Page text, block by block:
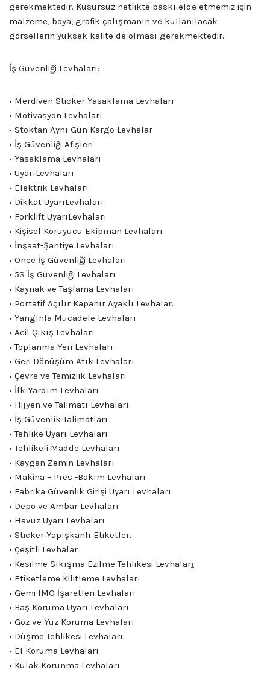
gerekmektedir. Kusursuz netlikte baskı elde etmemiz için
malzeme, boya, grafik çalışmanın ve kullanılacak
görsellerin yüksek kalite de olması gerekmektedir.
İş Güvenliği Levhaları:
• Merdiven Sticker Yasaklama Levhaları
• Motivasyon Levhaları
• Stoktan Aynı Gün Kargo Levhalar
• İş Güvenliği Afişleri
• Yasaklama Levhaları
• UyarıLevhaları
• Elektrik Levhaları
• Dikkat UyarıLevhaları
• Forklift UyarıLevhaları
• Kişisel Koruyucu Ekipman Levhaları
• İnşaat-Şantiye Levhaları
• Önce İş Güvenliği Levhaları
• 5S İş Güvenliği Levhaları
• Kaynak ve Taşlama Levhaları
• Portatif Açılır Kapanır Ayaklı Levhalar.
• Yangınla Mücadele Levhaları
• Acil Çıkış Levhaları
• Toplanma Yeri Levhaları
• Geri Dönüşüm Atık Levhaları
• Çevre ve Temizlik Levhaları
• İlk Yardım Levhaları
• Hijyen ve Talimatı Levhaları
• İş Güvenlik Talimatları
• Tehlike Uyarı Levhaları
• Tehlikeli Madde Levhaları
• Kaygan Zemin Levhaları
• Makina – Pres -Bakım Levhaları
• Fabrika Güvenlik Girişi Uyarı Levhaları
• Depo ve Ambar Levhaları
• Havuz Uyarı Levhaları
• Sticker Yapışkanlı Etiketler.
• Çeşitli Levhalar
• Kesilme Sıkışma Ezilme Tehlikesi Levhaları
• Etiketleme Kilitleme Levhaları
• Gemi IMO İşaretleri Levhaları
• Baş Koruma Uyarı Levhaları
• Göz ve Yüz Koruma Levhaları
• Düşme Tehlikesi Levhaları
• El Koruma Levhaları
• Kulak Korunma Levhaları